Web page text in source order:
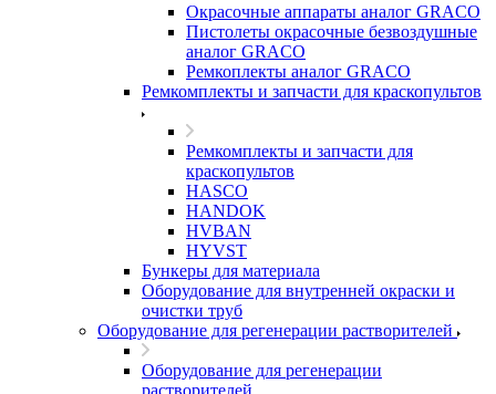
Окрасочные аппараты аналог GRACO
Пистолеты окрасочные безвоздушные
аналог GRACO
Ремкоплекты аналог GRACO
Ремкомплекты и запчасти для краскопультов
Ремкомплекты и запчасти для
краскопультов
HASCO
HANDOK
HVBAN
HYVST
Бункеры для материала
Оборудование для внутренней окраски и
очистки труб
Оборудование для регенерации растворителей
Оборудование для регенерации
растворителей